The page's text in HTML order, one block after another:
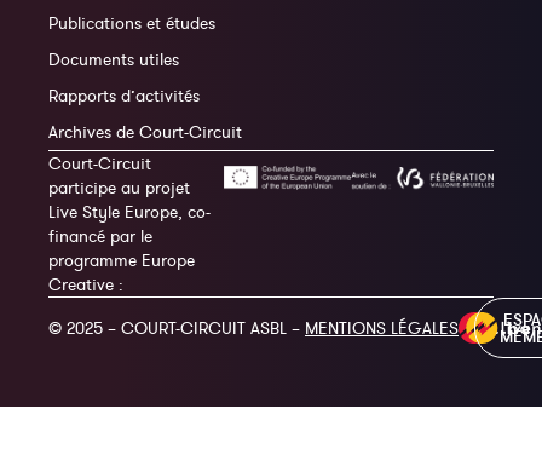
Publications et études
Documents utiles
Rapports d’activités
Archives de Court-Circuit
Court-Circuit
participe au projet
Live Style Europe, co-
financé par le
programme Europe
Creative :
© 2025 – COURT-CIRCUIT ASBL – MENTIONS LÉGALES